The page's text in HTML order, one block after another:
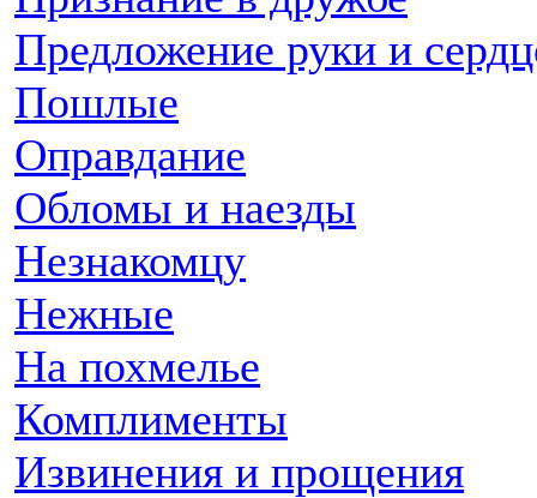
Предложение руки и
Пошлые
Оправдание
Обломы и наезды
Незнакомцу
Нежные
На похмелье
Комплименты
Извинения и прощения